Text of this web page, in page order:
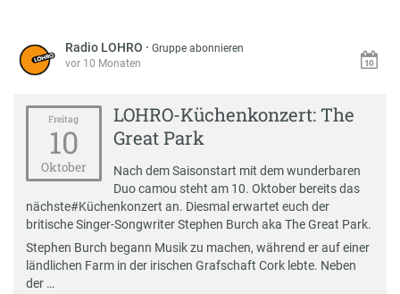
Radio LOHRO ·Gruppe abonnieren
vor 10 Monaten
Freitag
10
Oktober
LOHRO-Küchenkonzert: The
Great Park
Nach demSaisonstart mit dem wunderbaren
Duo camou steht am 10. Oktober bereits das
nächste#Küchenkonzert an. Diesmal erwartet euch der
britische Singer-Songwriter Stephen Burch aka The Great Park.
Stephen Burch begann Musik zu machen, während er auf einer
ländlichen Farm in der irischen Grafschaft Cork lebte. Neben
der …